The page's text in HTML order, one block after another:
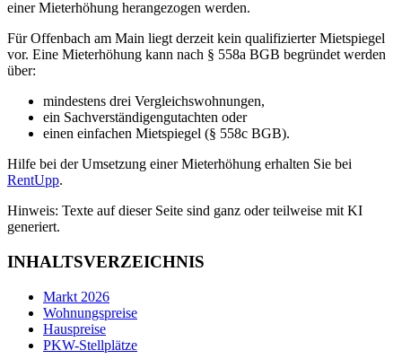
einer Mieterhöhung herangezogen werden.
Für Offenbach am Main liegt derzeit kein qualifizierter Mietspiegel
vor. Eine Mieterhöhung kann nach § 558a BGB begründet werden
über:
mindestens drei Vergleichswohnungen,
ein Sachverständigengutachten oder
einen einfachen Mietspiegel (§ 558c BGB).
Hilfe bei der Umsetzung einer Mieterhöhung erhalten Sie bei
RentUpp.
Hinweis: Texte auf dieser Seite sind ganz oder teilweise mit KI
generiert.
INHALTSVERZEICHNIS
Markt 2026
Wohnungspreise
Hauspreise
PKW-Stellplätze